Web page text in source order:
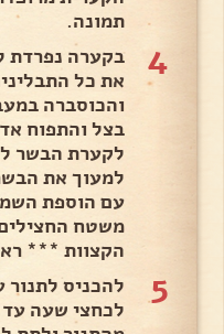
תמונה.
4
בקערה נפרדת
את כל
והכוסברה
בצל והתפוח
לקערת הבשר
למעוך את
עם הוספת
משטח
הקצוות ***
5
להכניס לתנור
לכחצי שעה עד